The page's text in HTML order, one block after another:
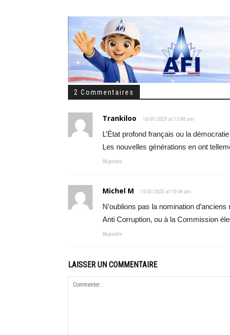
2 Commentaires
Trankiloo 16/01/2023 at 12:48 am
L’État profond français ou la
Les nouvelles générations en ont
Répondre
Michel M 15/01/2023 at 10:04 pm
N’oublions pas la nomination
Anti Corruption, ou à la Commission
Répondre
LAISSER UN COMMENTAIRE